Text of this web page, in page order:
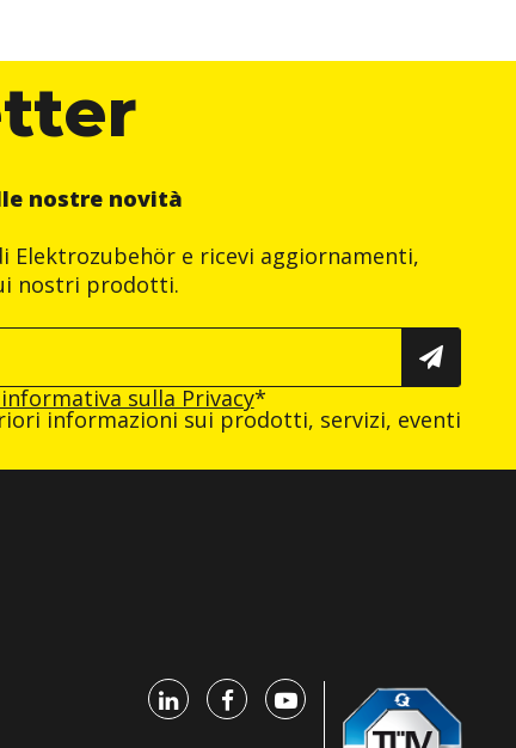
nostre novità
Elektrozubehör e ricevi aggiornamenti,
nostri prodotti.
sulla Privacy*
informazioni sui prodotti, servizi, eventi